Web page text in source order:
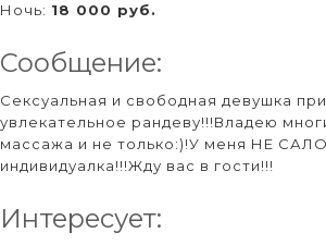
Ночь: 18 000 руб.
Сообщение:
Сексуальная и свободная девушка
увлекательное рандеву!!!Владею
массажа и не только:)!У меня НЕ
индивидуалка!!!Жду вас в гости!!!
Интересует: